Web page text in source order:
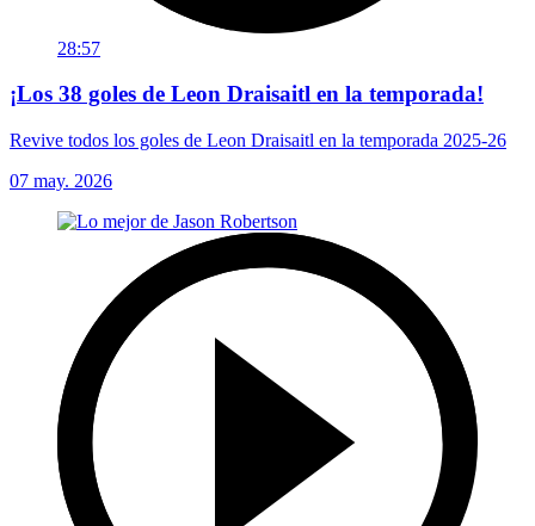
28:57
¡Los 38 goles de Leon Draisaitl en la temporada!
Revive todos los goles de Leon Draisaitl en la temporada 2025-26
07 may. 2026